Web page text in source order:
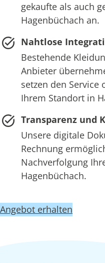
gekaufte als auch
Hagenbüchach an.
Nahtlose
Bestehende
Anbieter
setzen den Service
Ihrem Standort in
Transparenz und
Unsere digitale
Rechnung
Nachverfolgung
Hagenbüchach.
Angebot erhalten